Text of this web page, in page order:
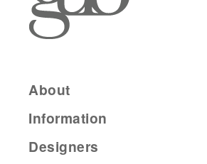
About
Information
Designers